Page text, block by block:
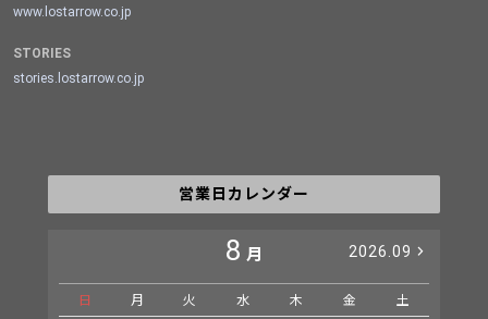
www.lostarrow.co.jp
STORIES
stories.lostarrow.co.jp
営業日カレンダー
8 月 2026.09
日 月 火 水 木 金 土